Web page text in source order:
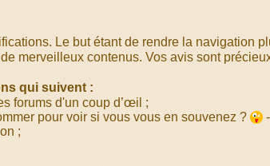
Le but étant de rendre la navigation
merveilleux contenus. Vos avis sont
qui suivent :
forums d'un coup d’œil ;
pour voir si vous vous en souvenez ?
-
;